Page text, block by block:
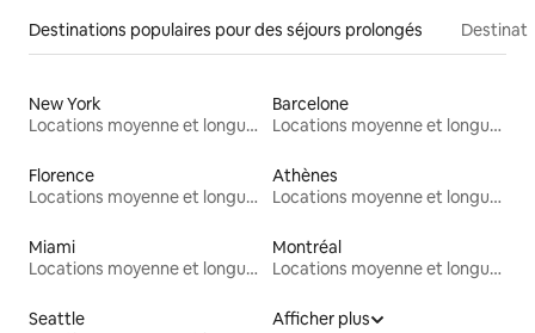
Destinations populaires pour des séjours prolongés
New York
Locations moyenne et longue durée
Barcelone
Locations moyenne et longue durée
Florence
Locations moyenne et longue durée
Athènes
Locations moyenne et longue durée
Miami
Locations moyenne et longue durée
Montréal
Locations moyenne et longue durée
Seattle
Afficher plus